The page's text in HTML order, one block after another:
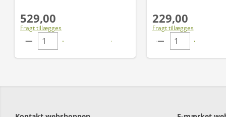
529,00
Fragt tillægges
229,00
Fragt tillægges